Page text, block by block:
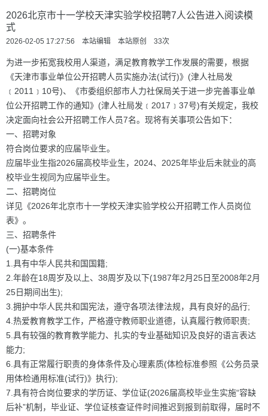
2026北京市十一学校天津实验学校招聘7人公告进入阅读模
式
2026-02-05 17:27:56 本站编辑 本站原创 33次
为进一步拓宽我校用人渠道，满足教育教学工作发展的需要，根据
《天津市事业单位公开招聘人员实施办法(试行)》(津人社局发
﹝2011﹞10号)、《市委组织部市人力社保局关于进一步完善事业单
位公开招聘工作的通知》(津人社局发﹝2017﹞37号)有关规定，我校
决定面向社会公开招聘工作人员7名。现将有关事项公告如下：
一、招聘对象
符合岗位要求的应届毕业生。
应届毕业生指2026届高校毕业生，2024、2025年毕业后未就业的高
校毕业生视同为应届毕业生。
二、招聘岗位
详见《2026年北京市十一学校天津实验学校公开招聘工作人员岗位
表》。
三、招聘条件
(一)基本条件
1.具有中华人民共和国国籍;
2.年龄在18周岁及以上、38周岁及以下(1987年2月25日至2008年2月
25日期间出生);
3.拥护中华人民共和国宪法，遵守各项法律法规，具有良好的品行;
4.热爱教育教学工作，严格遵守教师职业道德，认真履行教师职责;
5.具有较强的教育教学能力、扎实的专业基础知识及良好的语言表达
能力;
6.具有正常履行职责的身体条件及心理素质(体检标准参照《公务员录
用体检通用标准(试行)》执行);
7.具有符合岗位要求的学历证、学位证(2026届高校毕业生实施“容缺
后补”机制，毕业证、学位证核查证件时间推迟到报到前取得，届时不